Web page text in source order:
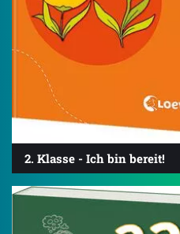
2. Klasse - Ich bin bereit!